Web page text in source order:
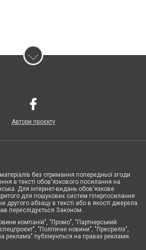
Автори проєкту
без отримання попередньої згоди
в тексті обов'язкового посилання на
Для інтернет-видань обов'язкове
для пошукових систем гіперпосилання
другого абзацу в тексті або в якості джерела.
переслідується Законом.
компаній", "Промо", "Партнерський
"Політичні новини", "Пресреліз",
реклама" публікуються на правах реклами.